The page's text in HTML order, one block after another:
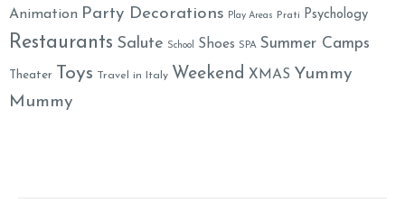
Animation Party Decorations Play Areas Prati Psychology
Restaurants Salute School Shoes SPA Summer Camps
Theater Toys Travel in Italy Weekend XMAS Yummy
Mummy